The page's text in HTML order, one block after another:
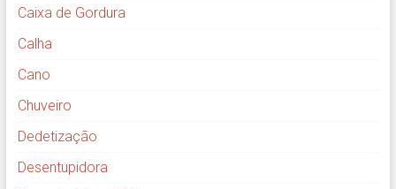
Caixa de Gordura
Calha
Cano
Chuveiro
Dedetização
Desentupidora